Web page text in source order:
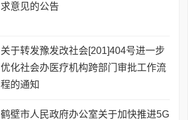
求意见的公告
关于转发豫发改社会[201]404号进一步
优化社会办医疗机构跨部门审批工作流
程的通知
鹤壁市人民政府办公室关于加快推进5G